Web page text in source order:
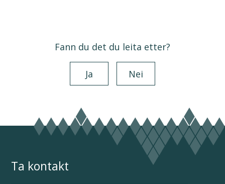
Fann du det du leita etter?
Ja Nei
Ta kontakt